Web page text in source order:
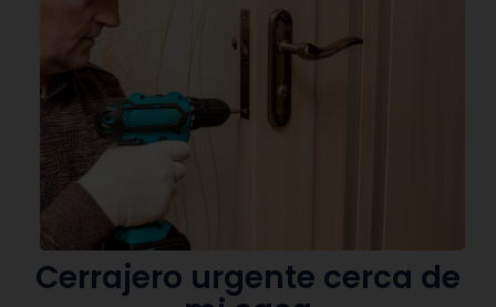
Cerrajero urgente cerca de